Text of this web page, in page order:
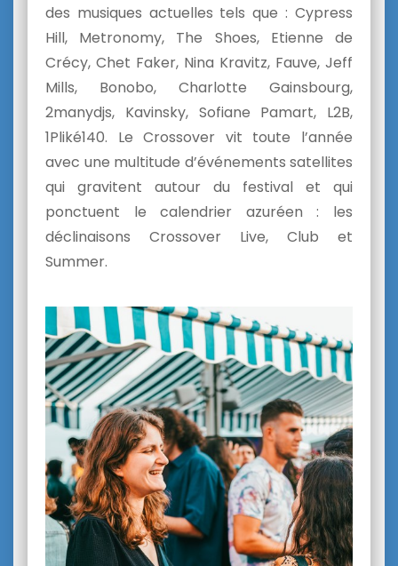
des musiques actuelles tels que : Cypress
Hill, Metronomy, The Shoes, Etienne de
Crécy, Chet Faker, Nina Kravitz, Fauve, Jeff
Mills, Bonobo, Charlotte Gainsbourg,
2manydjs, Kavinsky, Sofiane Pamart, L2B,
1Pliké140. Le Crossover vit toute l’année
avec une multitude d’événements satellites
qui gravitent autour du festival et qui
ponctuent le calendrier azuréen : les
déclinaisons Crossover Live, Club et
Summer.